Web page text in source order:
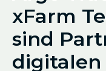
xFarm
sind
digitalen